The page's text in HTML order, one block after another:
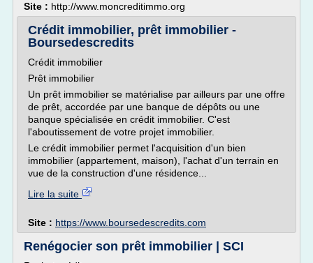
Site : http://www.moncreditimmo.org
Crédit immobilier, prêt immobilier -
Boursedescredits
Crédit immobilier
Prêt immobilier
Un prêt immobilier se matérialise par ailleurs par une offre
de prêt, accordée par une banque de dépôts ou une
banque spécialisée en crédit immobilier. C'est
l'aboutissement de votre projet immobilier.
Le crédit immobilier permet l'acquisition d'un bien
immobilier (appartement, maison), l'achat d'un terrain en
vue de la construction d'une résidence...
Lire la suite
Site : https://www.boursedescredits.com
Renégocier son prêt immobilier | SCI